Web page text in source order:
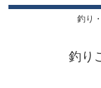
釣り
釣り